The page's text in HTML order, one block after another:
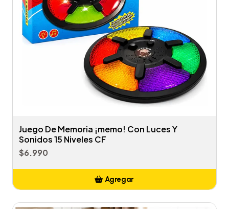
Juego De Memoria ¡memo! Con Luces Y
Sonidos 15 Niveles CF
$6.990
Agregar